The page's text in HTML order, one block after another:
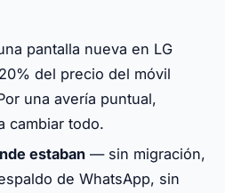
pantalla nueva en LG
del precio del móvil
una avería puntual,
cambiar todo.
estaban — sin migración,
de WhatsApp, sin